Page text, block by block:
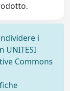
i
UNITESI
Commons